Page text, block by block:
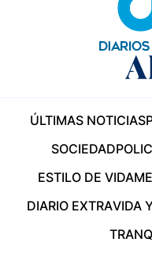
ÚLTIMAS NOTICIAS
SOCIEDAD
ESTILO DE VIDA
DIARIO EXTRAVIDA